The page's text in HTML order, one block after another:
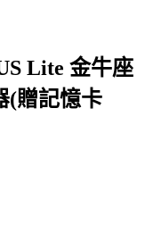
Lite 金牛座
(贈記憶卡